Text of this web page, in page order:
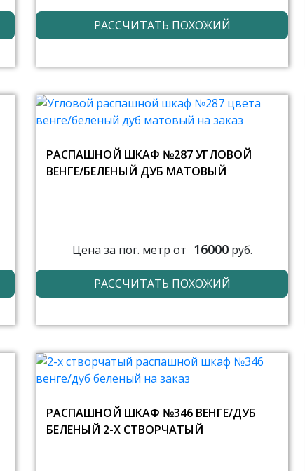
РАССЧИТАТЬ ПОХОЖИЙ
РАСПАШНОЙ ШКАФ №287 УГЛОВОЙ
ВЕНГЕ/БЕЛЕНЫЙ ДУБ МАТОВЫЙ
Цена за пог. метр от 16000руб.
РАССЧИТАТЬ ПОХОЖИЙ
РАСПАШНОЙ ШКАФ №346 ВЕНГЕ/ДУБ
БЕЛЕНЫЙ 2-Х СТВОРЧАТЫЙ